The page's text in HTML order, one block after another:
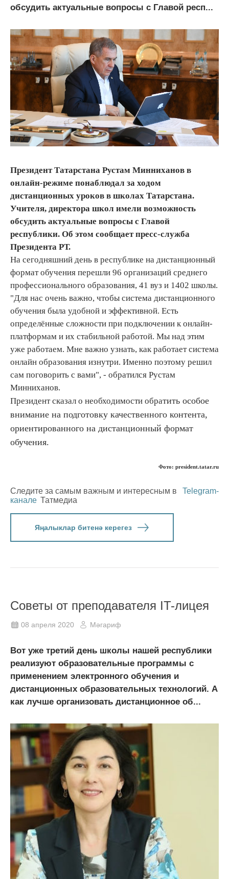
обсудить актуальные вопросы с Главой респ...
Президент Татарстана Рустам Минниханов в
онлайн-режиме понаблюдал за ходом
дистанционных уроков в школах Татарстана.
Учителя, директора школ имели возможность
обсудить актуальные вопросы с Главой
республики. Об этом сообщает пресс-служба
Президента РТ.
На сегодняшний день в республике на дистанционный
формат обучения перешли 96 организаций среднего
профессионального образования, 41 вуз и 1402 школы.
"Для нас очень важно, чтобы система дистанционного
обучения была удобной и эффективной. Есть
определённые сложности при подключении к онлайн-
платформам и их стабильной работой. Мы над этим
уже работаем. Мне важно узнать, как работает система
онлайн образования изнутри. Именно поэтому решил
сам поговорить с вами", - обратился Рустам
Минниханов.
Президент сказал о необходимости обратить особое
внимание на подготовку качественного контента,
ориентированного на дистанционный формат
обучения.
Фото: president.tatar.ru
Следите за самым важным и интересным в
Telegram-
канале Татмедиа
Яңалыклар битенә керегез
Cоветы от преподавателя IT-лицея
08 апреля 2020 Мәгариф
Вот уже третий день школы нашей республики
реализуют образовательные программы с
применением электронного обучения и
дистанционных образовательных технологий. А
как лучше организовать дистанционное об...